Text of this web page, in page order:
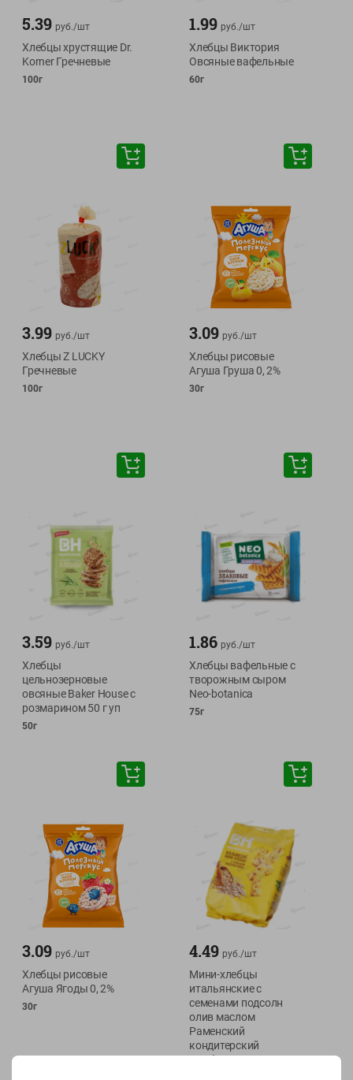
5.39 руб./шт
Хлебцы хрустящие Dr.
Korner Гречневые
100г
1.99 руб./шт
Хлебцы Виктория
Овсяные вафельные
60г
3.99 руб./шт
Хлебцы Z LUCKY
Гречневые
100г
3.09 руб./шт
Хлебцы рисовые
Агуша Груша 0, 2%
30г
3.59 руб./шт
Хлебцы
цельнозерновые
овсяные Baker House с
розмарином 50 г уп
50г
1.86 руб./шт
Хлебцы вафельные с
творожным сыром
Neo-botanica
75г
3.09 руб./шт
Хлебцы рисовые
Агуша Ягоды 0, 2%
30г
4.49 руб./шт
Мини-хлебцы
итальянские с
семенами подсолн
олив маслом
Раменский
кондитерский
комбинат